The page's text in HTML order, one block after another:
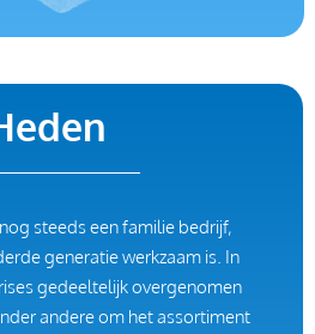
steeds een familie bedrijf,
generatie werkzaam is. In
gedeeltelijk overgenomen
andere om het assortiment